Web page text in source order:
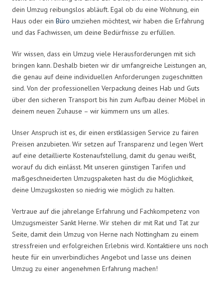
dein Umzug reibungslos abläuft. Egal ob du eine Wohnung, ein
Haus oder ein Büro umziehen möchtest, wir haben die Erfahrung
und das Fachwissen, um deine Bedürfnisse zu erfüllen.
Wir wissen, dass ein Umzug viele Herausforderungen mit sich
bringen kann. Deshalb bieten wir dir umfangreiche Leistungen an,
die genau auf deine individuellen Anforderungen zugeschnitten
sind. Von der professionellen Verpackung deines Hab und Guts
über den sicheren Transport bis hin zum Aufbau deiner Möbel in
deinem neuen Zuhause – wir kümmern uns um alles.
Unser Anspruch ist es, dir einen erstklassigen Service zu fairen
Preisen anzubieten. Wir setzen auf Transparenz und legen Wert
auf eine detaillierte Kostenaufstellung, damit du genau weißt,
worauf du dich einlässt. Mit unseren günstigen Tarifen und
maßgeschneiderten Umzugspaketen hast du die Möglichkeit,
deine Umzugskosten so niedrig wie möglich zu halten.
Vertraue auf die jahrelange Erfahrung und Fachkompetenz von
Umzugsmeister Sankt Herne. Wir stehen dir mit Rat und Tat zur
Seite, damit dein Umzug von Herne nach Nottingham zu einem
stressfreien und erfolgreichen Erlebnis wird. Kontaktiere uns noch
heute für ein unverbindliches Angebot und lasse uns deinen
Umzug zu einer angenehmen Erfahrung machen!